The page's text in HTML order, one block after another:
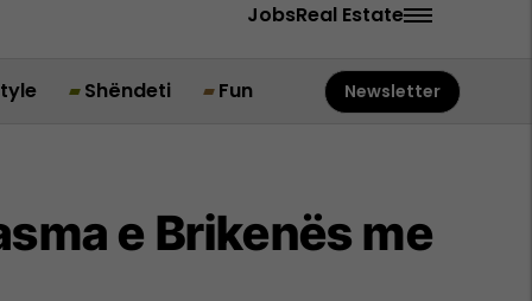
JobsReal Estate
Shëndeti Fun Newsletter
e Brikenës me